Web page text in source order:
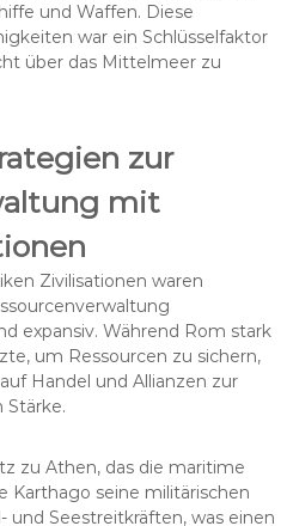
und Waffen. Diese
war ein Schlüsselfaktor
über das Mittelmeer zu
zur
mit
Zivilisationen waren
expansiv. Während Rom stark
um Ressourcen zu sichern,
Handel und Allianzen zur
Stärke.
zu Athen, das die maritime
Karthago seine militärischen
und Seestreitkräften, was einen